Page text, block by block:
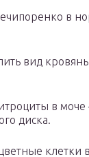
в
вид
в моче
диска.
клетки